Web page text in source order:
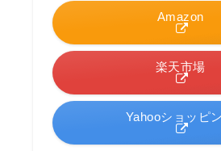
Amazon
楽天市場
Yahooショッピ